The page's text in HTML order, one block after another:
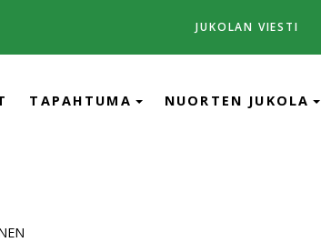
JUKOLAN VIESTI
TAPAHTUMA NUORTEN JUKOLA